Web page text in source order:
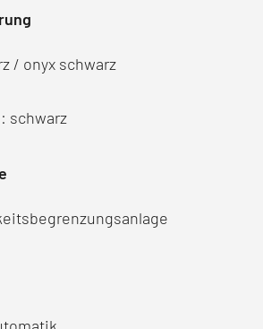
/ onyx schwarz
schwarz